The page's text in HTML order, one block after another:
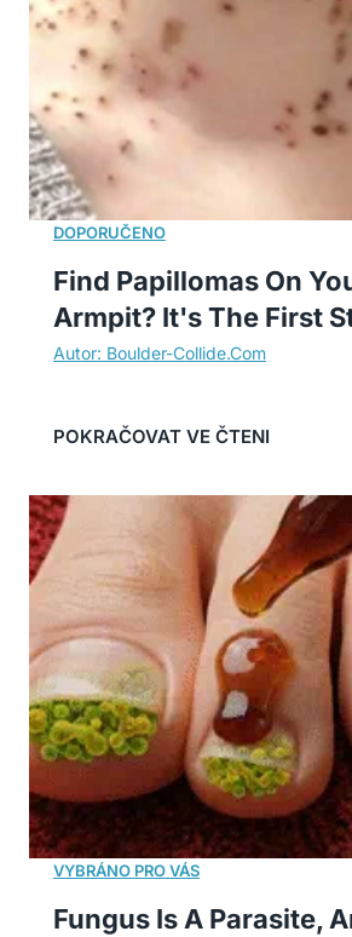
Find Papillomas On
Armpit? It's The First
Fungus Is A Parasite,